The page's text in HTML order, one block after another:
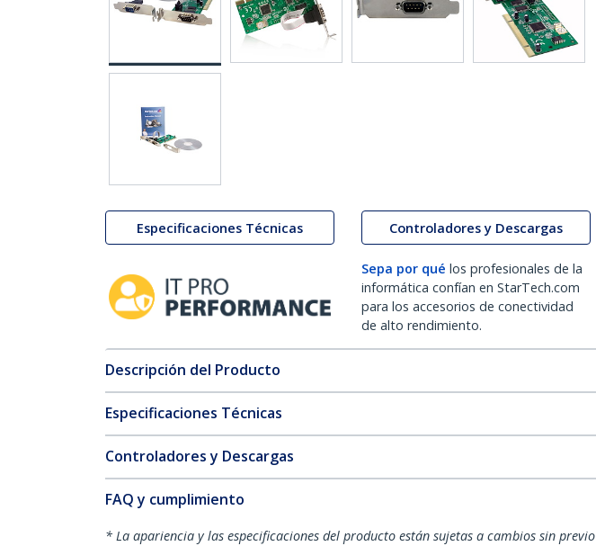
Especificaciones Técnicas Controladores y Descargas
Sepa por qué los profesionales de la
informática confían en StarTech.com
para los accesorios de conectividad
de alto rendimiento.
Descripción del Producto
Especificaciones Técnicas
Controladores y Descargas
FAQ y cumplimiento
* La apariencia y las especificaciones del producto están sujetas a cambios sin